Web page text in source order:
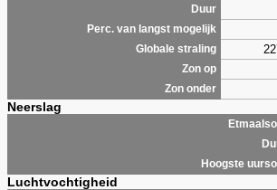
Duur
Perc. van langst mogelijk
Globale straling
Zon op
Zon onder
Neerslag
Hoogste
Luchtvochtigheid